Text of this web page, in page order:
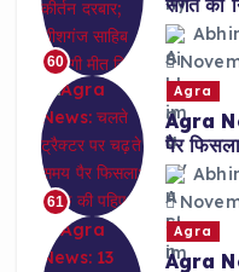
60
61
Agra
Agra
पैर
Agra
Agra